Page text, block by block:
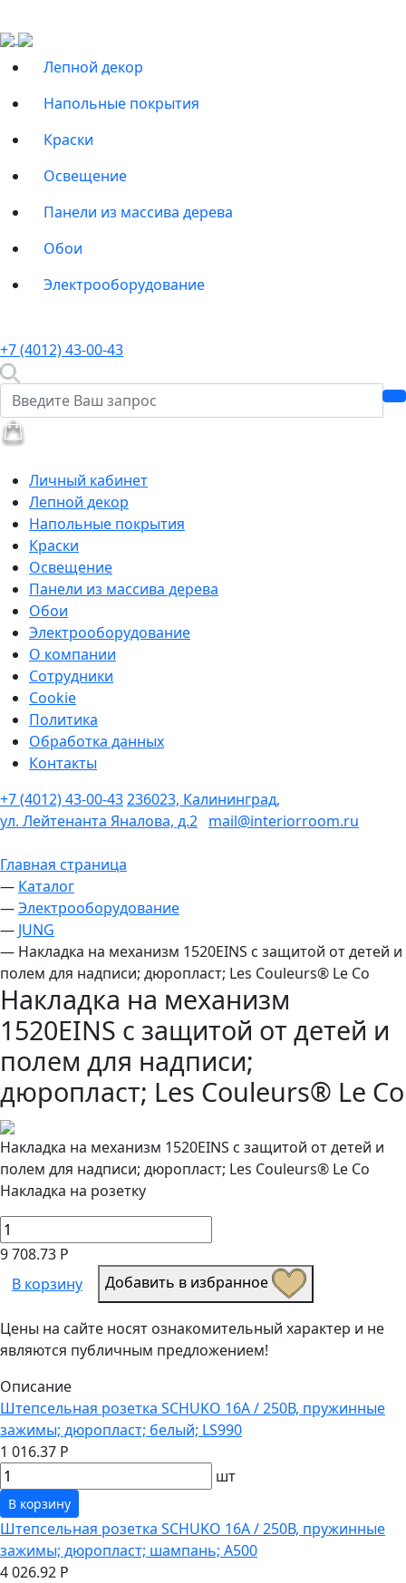
Лепной декор
Напольные покрытия
Краски
Освещение
Панели из массива дерева
Обои
Электрооборудование
+7 (4012) 43-00-43
Личный кабинет
Лепной декор
Напольные покрытия
Краски
Освещение
Панели из массива дерева
Обои
Электрооборудование
О компании
Сотрудники
Cookie
Политика
Обработка данных
Контакты
+7 (4012) 43-00-43236023, Калининград,
ул. Лейтенанта Яналова, д.2 mail@interiorroom.ru
Главная страница
— Каталог
—Электрооборудование
— JUNG
— Накладка на механизм 1520EINS с защитой от детей и
полем для надписи; дюропласт; Les Couleurs® Le Co
Накладка на механизм
1520EINS с защитой от детей и
полем для надписи;
дюропласт; Les Couleurs® Le Co
Накладка на механизм 1520EINS с защитой от детей и
полем для надписи; дюропласт; Les Couleurs® Le Co
Накладка на розетку
9 708.73 Р
В корзину
Добавить в избранное
Цены на сайте носят ознакомительный характер и не
являются публичным предложением!
Описание
Штепсельная розетка SCHUKO 16А / 250В, пружинные
зажимы; дюропласт; белый; LS990
1 016.37 Р
шт
В корзину
Штепсельная розетка SCHUKO 16А / 250В, пружинные
зажимы; дюропласт; шампань; A500
4 026.92 Р